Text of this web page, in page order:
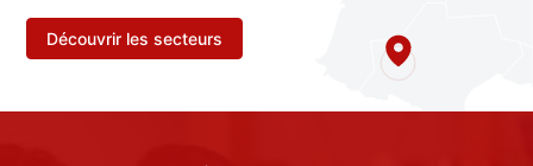
Découvrir les secteurs